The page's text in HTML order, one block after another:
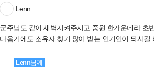
Lenn
군주님도 같이 새벽지켜주시고 중원 한가운데라 초
다음기에도 소유자 찾기 많이 받는 인기인이 되시길
Lenn님께